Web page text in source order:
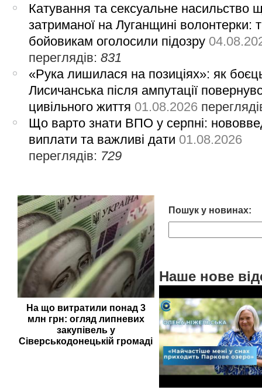
Катування та сексуальне насильство
затриманої на Луганщині волонтерки:
бойовикам оголосили підозру
переглядів:831
«Рука лишилася на позиціях»: як
Лисичанська після ампутації
цивільного життя 01.08.2026
Що варто знати ВПО у серпні:
виплати та важливі дати 01.08.2026
переглядів: 729
На що витратили понад 3
млн грн: огляд липневих
закупівель у
Сіверськодонецькій громаді
Пошук у новинах:
Наше нове